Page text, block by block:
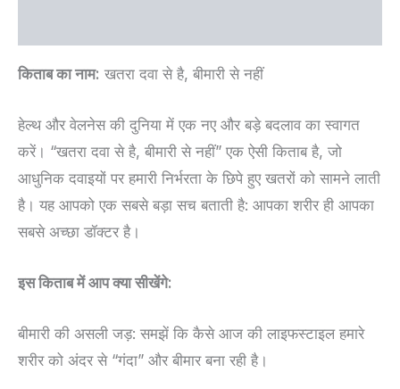
किताब का नाम: खतरा दवा से है, बीमारी से नहीं
हेल्थ और वेलनेस की दुनिया में एक नए और बड़े बदलाव का स्वागत
करें। “खतरा दवा से है, बीमारी से नहीं” एक ऐसी किताब है, जो
आधुनिक दवाइयों पर हमारी निर्भरता के छिपे हुए खतरों को सामने लाती
है। यह आपको एक सबसे बड़ा सच बताती है: आपका शरीर ही आपका
सबसे अच्छा डॉक्टर है।
इस किताब में आप क्या सीखेंगे:
बीमारी की असली जड़: समझें कि कैसे आज की लाइफस्टाइल हमारे
शरीर को अंदर से “गंदा” और बीमार बना रही है।